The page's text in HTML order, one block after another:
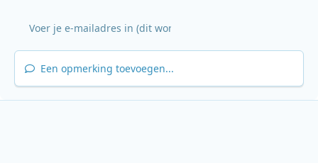
Een opmerking toevoegen...